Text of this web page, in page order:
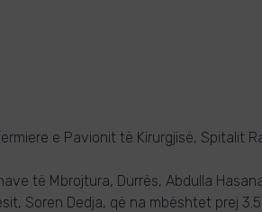
e Pavionit të Kirurgjisë, Spitalit
të Mbrojtura, Durrës, Abdulla
Soren Dedja, që na mbështet prej